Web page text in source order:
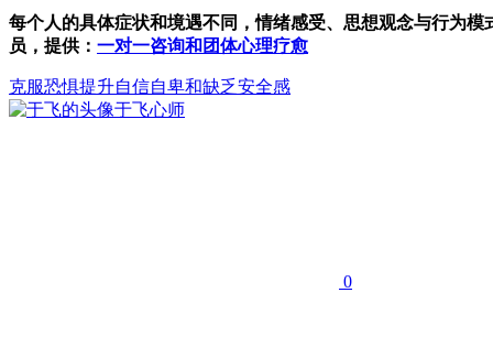
每个人的具体症状和境遇不同，情绪感受、思想观念与行为
员，提供： 一对一咨询和团体心理疗愈
克服恐惧提升自信自卑和缺乏安全感
于飞心师
0